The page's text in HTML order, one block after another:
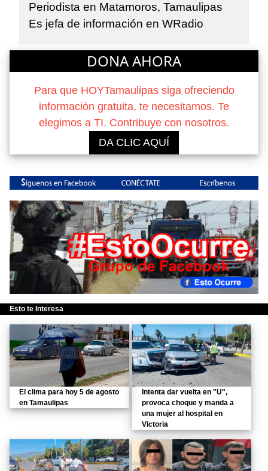
Periodista en Matamoros, Tamaulipas
Es jefa de información en WRadio
DONA AHORA
Para que HOYTamaulipas siga ofreciendo
información gratuita, te necesitamos. Te
elegimos a TI. Contribuye con nosotros.
DA CLIC AQUÍ
Esto te Interesa
El clima para hoy 5 de agosto
en Tamaulipas
Intenta dar vuelta en "U",
provoca choque y manda a
una mujer al hospital en
Victoria